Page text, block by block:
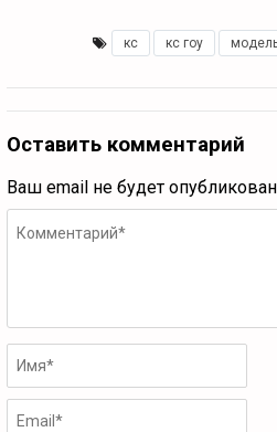
кс кс гоу
Оставить комментарий
Ваш email не будет